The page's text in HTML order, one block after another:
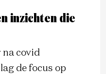
inzichten die
na covid
de focus op